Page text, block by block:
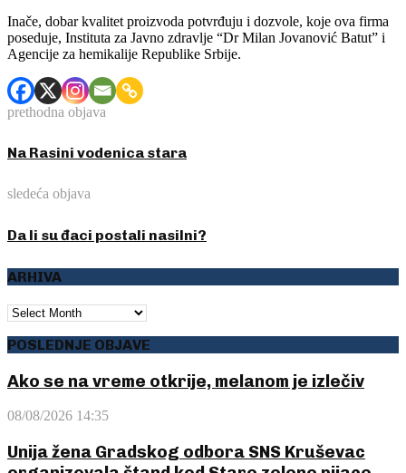
Inače, dobar kvalitet proizvoda potvrđuju i dozvole, koje ova firma
poseduje, Instituta za Javno zdravlje “Dr Milan Jovanović Batut” i
Agencije za hemikalije Republike Srbije.
prethodna objava
Na Rasini vodenica stara
sledeća objava
Da li su đaci postali nasilni?
ARHIVA
ARHIVA
POSLEDNJE OBJAVE
Ako se na vreme otkrije, melanom je izlečiv
08/08/2026 14:35
Unija žena Gradskog odbora SNS Kruševac